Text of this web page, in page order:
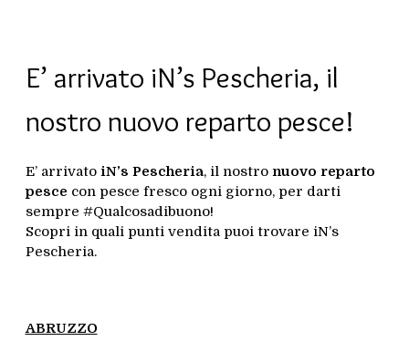
E’ arrivato iN’s Pescheria, il
nostro nuovo reparto pesce!
E’ arrivato iN’s Pescheria, il nostro nuovo reparto
pesce con pesce fresco ogni giorno, per darti
sempre #Qualcosadibuono!
Scopri in quali punti vendita puoi trovare iN’s
Pescheria.
ABRUZZO